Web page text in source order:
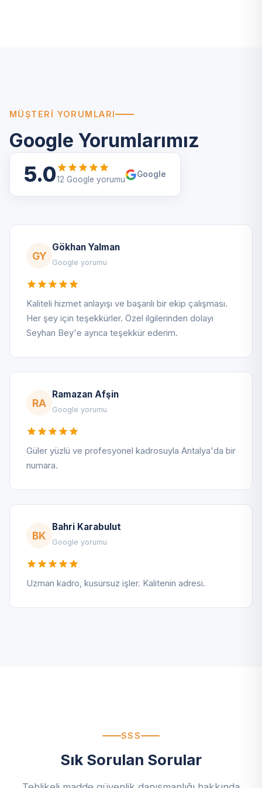
MÜŞTERI YORUMLARI
Google Yorumlarımız
5.012 Google yorumu
Google
GY
Gökhan Yalman
Google yorumu
Kaliteli hizmet anlayışı ve başarılı bir ekip çalışması.
Her şey için teşekkürler. Özel ilgilerinden dolayı
Seyhan Bey'e ayrıca teşekkür ederim.
RA
Ramazan Afşin
Google yorumu
Güler yüzlü ve profesyonel kadrosuyla Antalya'da bir
numara.
BK
Bahri Karabulut
Google yorumu
Uzman kadro, kusursuz işler. Kalitenin adresi.
SSS
Sık Sorulan Sorular